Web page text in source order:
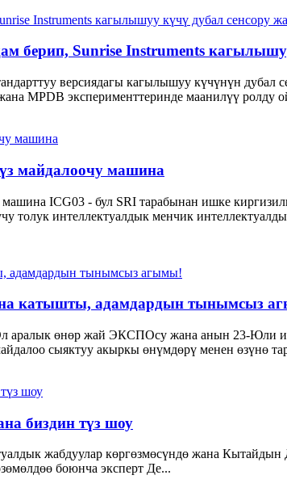
берип, Sunrise Instruments
версиядагы кагылышуу күчүнүн
MPDB эксперименттеринде маанилүү ролду
майдалоочу машина
ICG03 - бул SRI тарабынан ишке
толук интеллектуалдык менчик
катышты, адамдардын тынымсыз
өнөр жай ЭКСПОсу жана анын 23-Юли
сыяктуу акыркы өнүмдөрү менен өзүнө
биздин түз шоу
жабдуулар көргөзмөсүндө жана
боюнча эксперт Де...